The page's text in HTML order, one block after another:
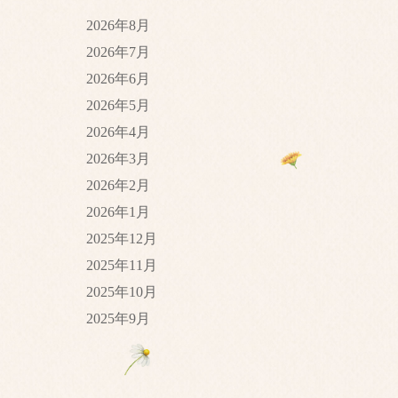
2026年8月
2026年7月
2026年6月
2026年5月
2026年4月
2026年3月
2026年2月
2026年1月
2025年12月
2025年11月
2025年10月
2025年9月